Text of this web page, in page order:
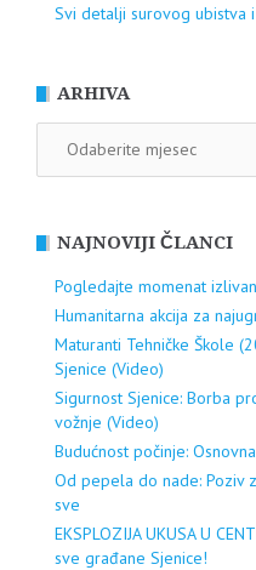
Svi detalji surovog ubistva
ARHIVA
NAJNOVIJI ČLANCI
Pogledajte momenat
Humanitarna akcija za
Maturanti Tehničke Škole
Sjenice (Video)
Sigurnost Sjenice: Borba
vožnje (Video)
Budućnost počinje:
Od pepela do nade: Poziv
sve
EKSPLOZIJA UKUSA U
sve građane Sjenice!